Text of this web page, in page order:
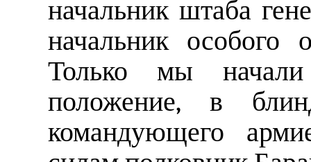
начальник штаба
начальник
Только мы начали
положение, в
командующего